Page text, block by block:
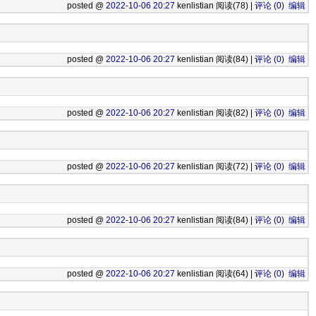
posted @ 2022-10-06 20:27 kenlistian 阅读(78) | 评论 (0) 编辑
posted @ 2022-10-06 20:27 kenlistian 阅读(84) | 评论 (0) 编辑
posted @ 2022-10-06 20:27 kenlistian 阅读(82) | 评论 (0) 编辑
posted @ 2022-10-06 20:27 kenlistian 阅读(72) | 评论 (0) 编辑
posted @ 2022-10-06 20:27 kenlistian 阅读(84) | 评论 (0) 编辑
posted @ 2022-10-06 20:27 kenlistian 阅读(64) | 评论 (0) 编辑